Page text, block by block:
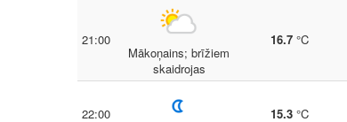
21:00
Mākoņains; brīžiem
skaidrojas
16.7°C
22:00
15.3°C